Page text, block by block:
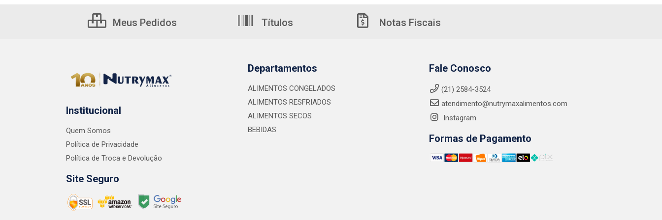
Meus Pedidos Títulos Notas Fiscais
Institucional
Quem Somos
Política de Privacidade
Política de Troca e Devolução
Site Seguro
Departamentos
ALIMENTOS CONGELADOS
ALIMENTOS RESFRIADOS
ALIMENTOS SECOS
BEBIDAS
Fale Conosco
(21) 2584-3524
atendimento@nutrymaxalimentos.com
Instagram
Formas de Pagamento